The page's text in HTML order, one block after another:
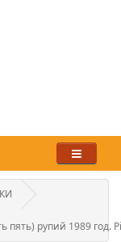
рупий 1989 год.